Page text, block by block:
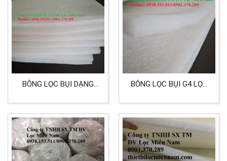
BÔNG LỌC BỤI DẠNG
THEO YÊU CẦU LỌC BỤI,
THAY KHUNG LỌC KHÍ
BÔNG LỌC BỤI G4 LỌC
BỤI PHÒNG SẠCH,
BỆNH VIỆN